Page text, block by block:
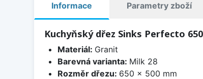
Informace Parametry zboží
Kuchyňský dřez Sinks Perfecto
Materiál: Granit
Barevná varianta: Milk 28
Rozměr dřezu: 650 x 500 mm